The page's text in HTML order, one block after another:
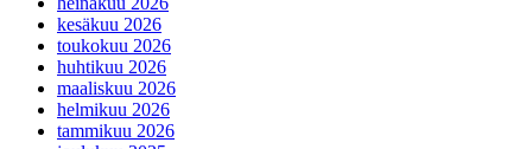
kesäkuu 2026
toukokuu 2026
huhtikuu 2026
maaliskuu 2026
helmikuu 2026
tammikuu 2026